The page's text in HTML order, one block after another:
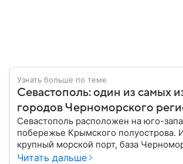
Узнать больше по теме
Севастополь: один из самых
городов Черноморского
Севастополь расположен на юго-
побережье Крымского полуострова.
крупный морской порт, база
город с богатой военной историей,
Читать дальше